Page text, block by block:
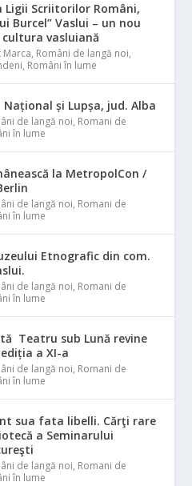
Ligii Scriitorilor Români,
Burcel” Vaslui – un nou
vasluiană
Marca, Români de langă noi,
, Români în lume
și Lupșa, jud. Alba
de langă noi, Romani de
în lume
la MetropolCon /
de langă noi, Romani de
în lume
Etnografic din com.
de langă noi, Romani de
în lume
Teatru sub Lună revine
a XI-a
de langă noi, Romani de
în lume
sua fata libelli. Cărţi rare
a Seminarului
de langă noi, Romani de
în lume